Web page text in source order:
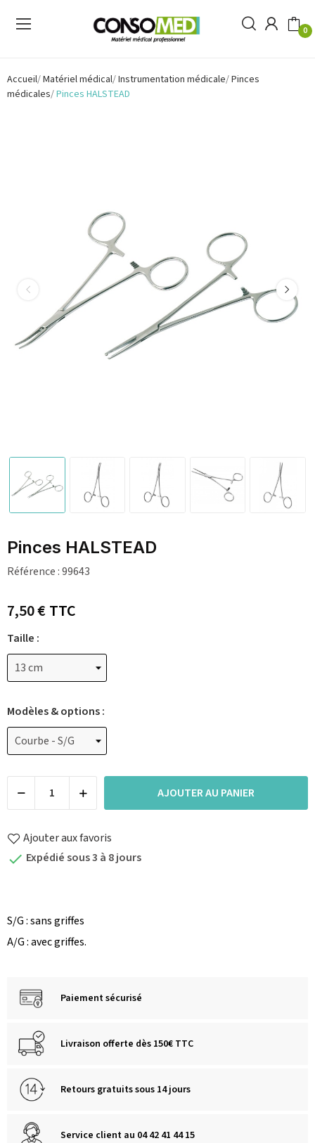
0
Accueil Matériel médical Instrumentation médicale Pinces
médicales Pinces HALSTEAD
Pinces HALSTEAD
Référence :99643
7,50 €TTC
Taille :
Modèles & options :
AJOUTER AU PANIER
Ajouter aux favoris
 Expédié sous 3 à 8 jours
S/G : sans griffes
A/G : avec griffes.
Paiement sécurisé
Livraison offerte dès 150€ TTC
Retours gratuits sous 14 jours
Service client au 04 42 41 44 15